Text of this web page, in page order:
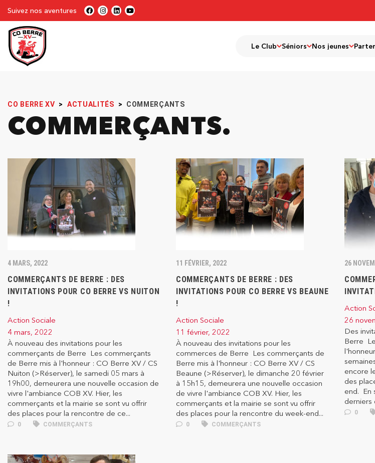
Suivez nos aventures
Le Club Séniors Nos jeunes
CO BERRE XV > ACTUALITÉS > COMMERÇANTS
COMMERÇANTS
4 MARS, 2022
COMMERÇANTS DE BERRE : DES
INVITATIONS POUR CO BERRE VS NUITON
!
Action Sociale
4 mars, 2022
À nouveau des invitations pour les
commerçants de Berre Les commerçants
de Berre mis à l'honneur : CO Berre XV / CS
Nuiton (>Réserver), le samedi 05 mars à
19h00, demeurera une nouvelle occasion de
vivre l'ambiance COB XV. Hier, les
commerçants et la mairie se sont vu offrir
des places pour la rencontre de ce...
0 COMMERÇANTS
11 FÉVRIER, 2022
COMMERÇANTS DE BERRE : DES
INVITATIONS POUR CO BERRE VS BEAUNE
!
Action Sociale
11 février, 2022
À nouveau des invitations pour les
commerces de Berre Les commerçants de
Berre mis à l'honneur : CO Berre XV / CS
Beaune (>Réserver), le dimanche 20 février
à 15h15, demeurera une nouvelle occasion
de vivre l'ambiance COB XV. Hier, les
commerçants et la mairie se sont vu offrir
des places pour la rencontre du week-end...
0 COMMERÇANTS
26
Action
26
Des
Berre
encore
des
end. En
derniers
0